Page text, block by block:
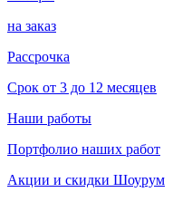
на заказ
Рассрочка
Срок от 3 до 12 месяцев
Наши работы
Портфолио наших работ
Акции и скидки Шоурум